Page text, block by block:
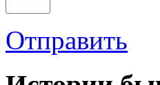
Отправить